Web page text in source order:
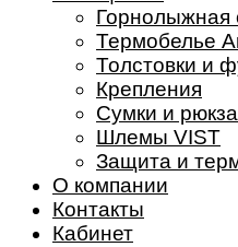
Горнолыжная
Термобелье
Толстовки и
Крепления
Сумки и
Шлемы VIST
Защита и
О компании
Контакты
Кабинет